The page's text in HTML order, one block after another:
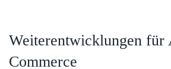
Weiterentwicklungen für
Commerce